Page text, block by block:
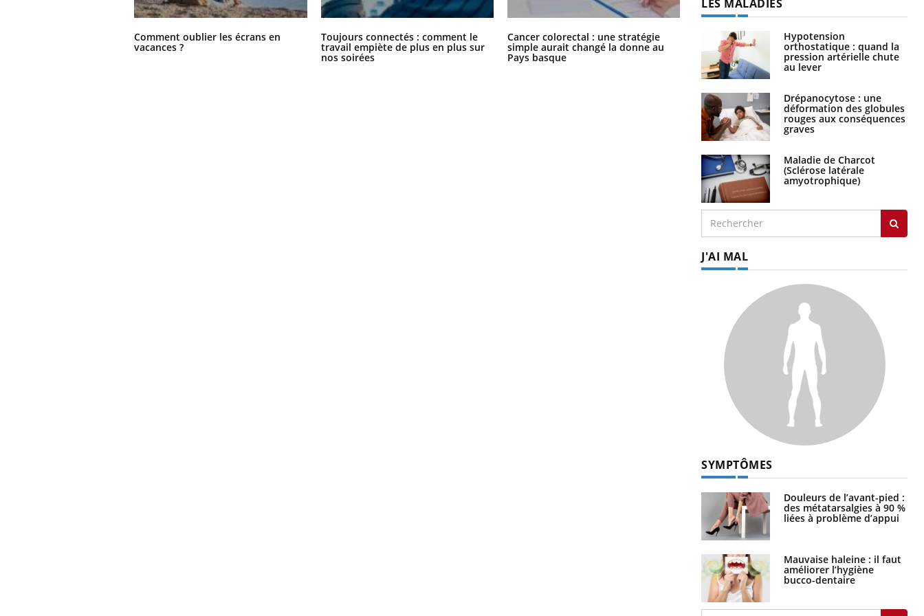
Comment oublier les écrans en
vacances ?
Toujours connectés : comment le
travail empiète de plus en plus sur
nos soirées
Cancer colorectal : une stratégie
simple aurait changé la donne au
Pays basque
Chikungunya, dengue, West Nile :
que se passe-t-il dans le sud de la
France ?
LES MALADIES
Hypotension
orthostatique : quand la
pression artérielle chute
au lever
Drépanocytose : une
déformation des globules
rouges aux conséquences
graves
Maladie de Charcot
(Sclérose latérale
amyotrophique)
J'AI MAL
SYMPTÔMES
Douleurs de l’avant-pied :
des métatarsalgies à 90 %
liées à problème d’appui
Mauvaise haleine : il faut
améliorer l’hygiène
bucco-dentaire